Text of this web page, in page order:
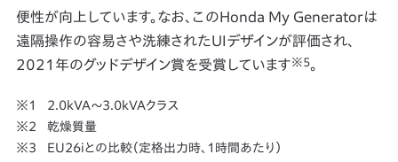
便性が向上しています。なお、このHonda My Generatorは
遠隔操作の容易さや洗練されたUIデザインが評価され、
2021年のグッドデザイン賞を受賞しています※5。
2.0kVA～3.0kVAクラス
乾燥質量
EU26iとの比較（定格出力時、1時間あたり）